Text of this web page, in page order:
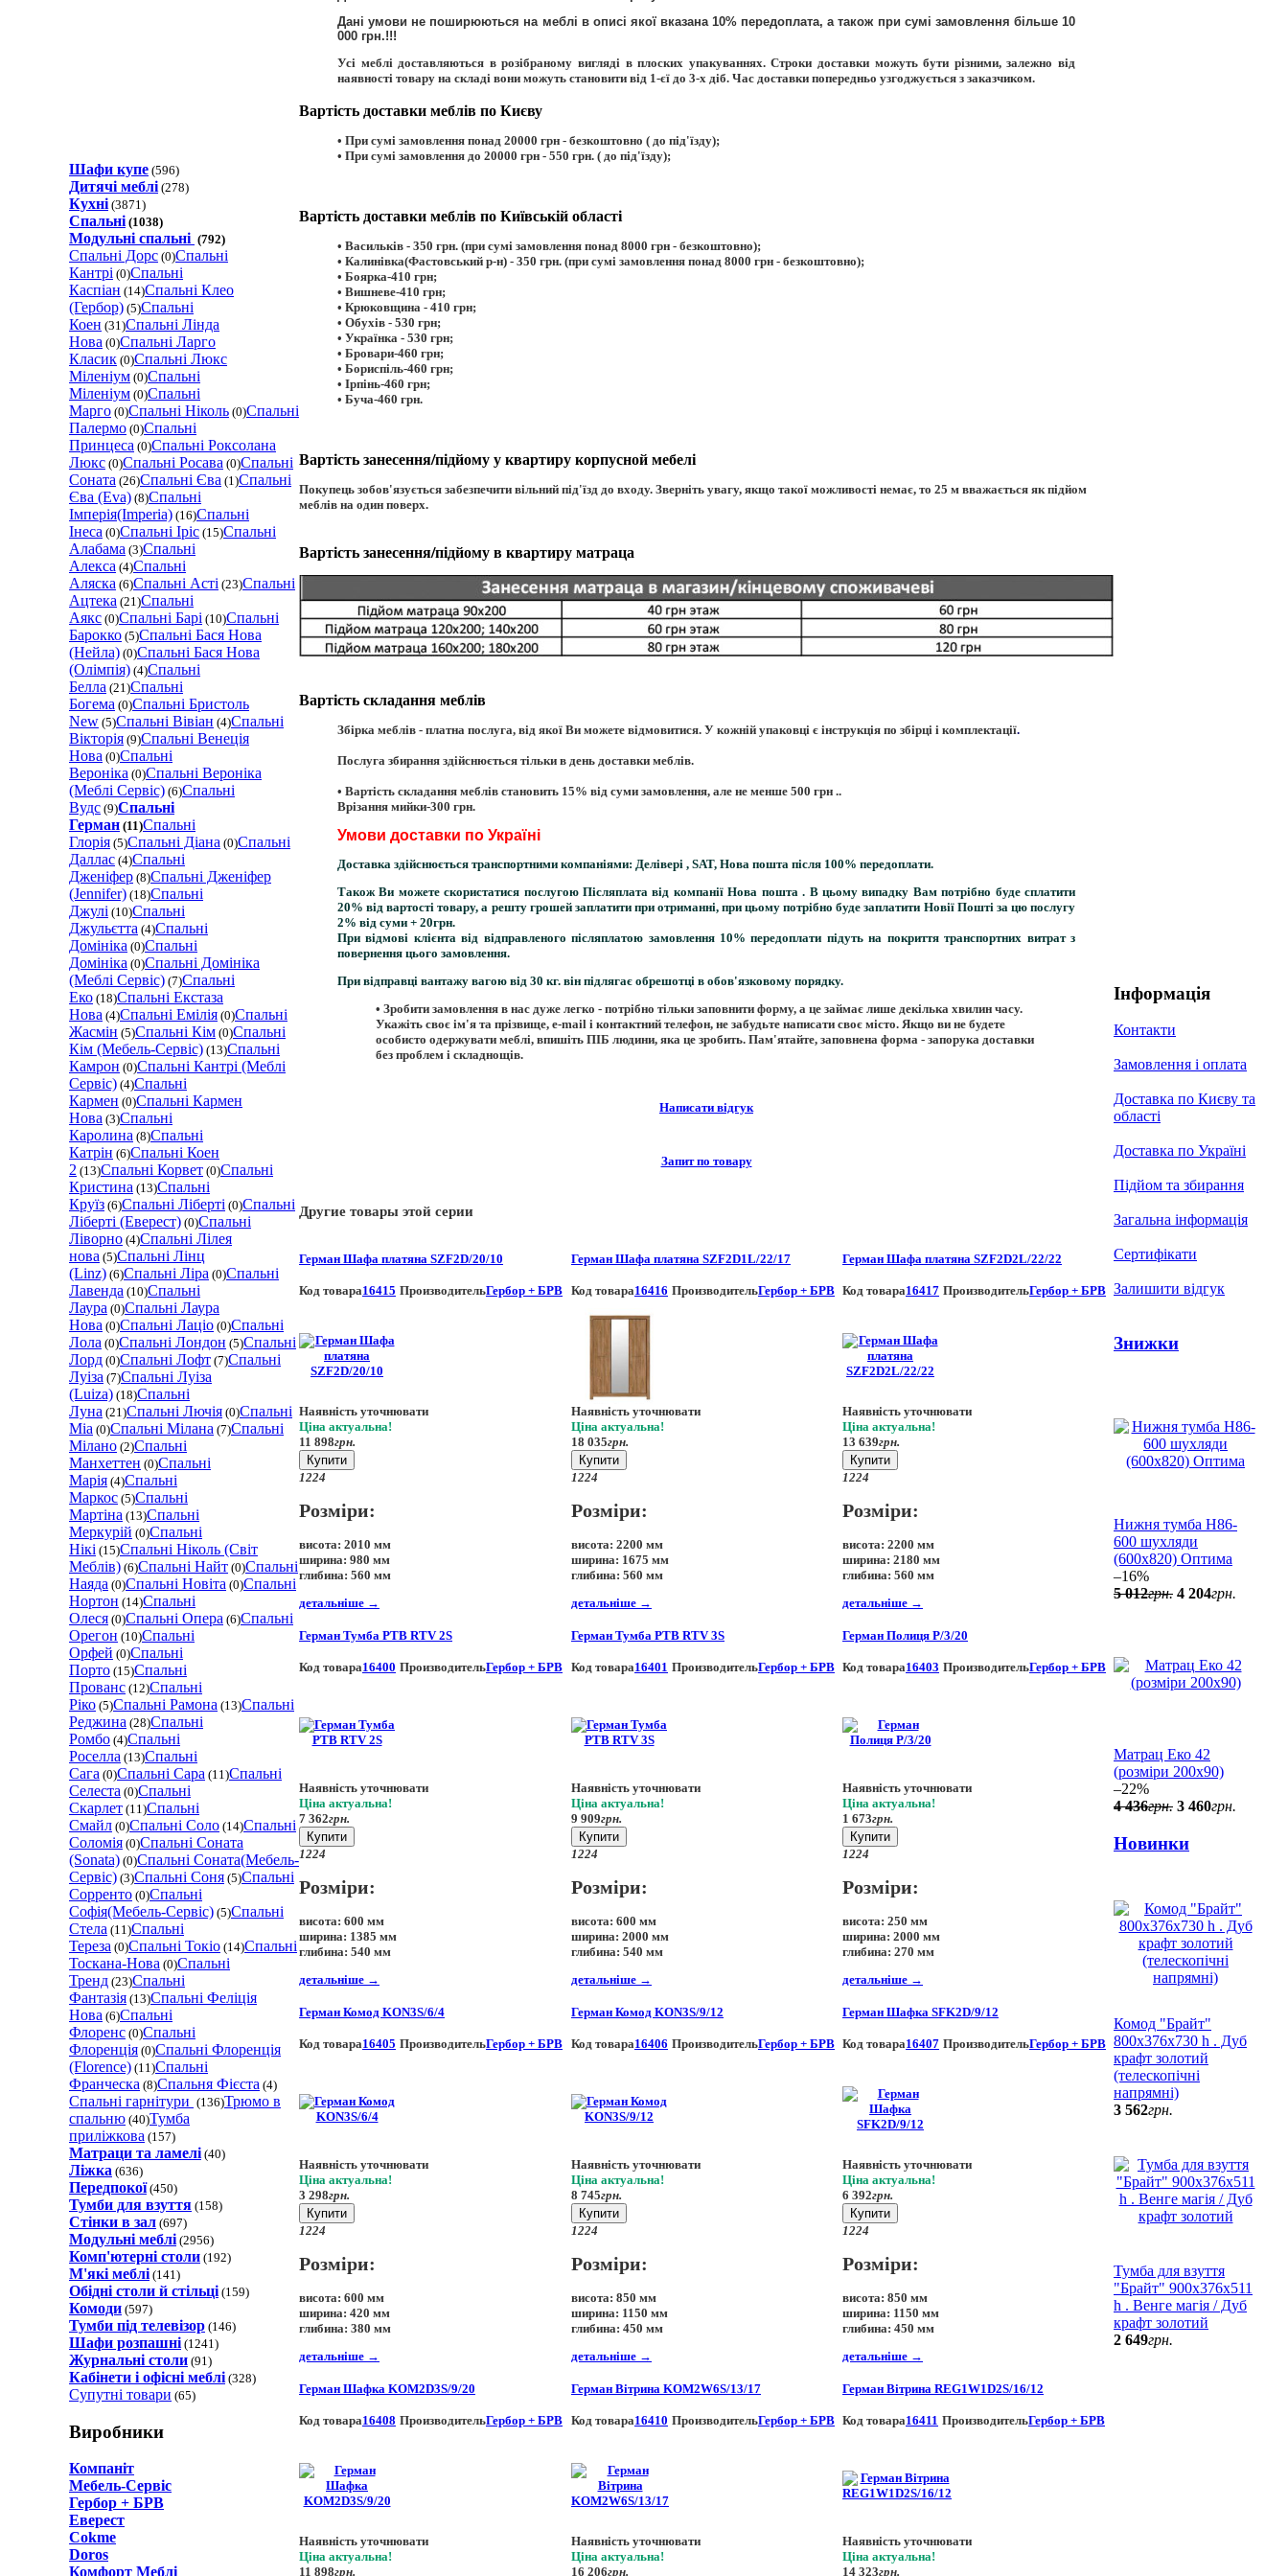
Шафи купе (596)
Дитячі меблі(278)
Кухні(3871)
Спальні(1038)
Модульні спальні (792)
Спальнi Дорс (0)Спальнi
Кантрі (0)Спальнi
Каспіан (14)Спальнi Клео
(Гербор) (5)Спальнi
Коен (31)Спальнi Лiнда
Нова (0)Спальнi Ларго
Класик (0)Спальнi Люкс
Міленіум (0)Спальнi
Міленіум (0)Спальнi
Марго (0)Спальнi Ніколь (0)Спальнi
Палермо (0)Спальнi
Принцеса (0)Спальнi Роксолана
Люкс (0)Спальнi Росава (0)Спальнi
Соната (26)Спальні Єва (1)Спальні
Єва (Eva) (8)Спальні
Імперія(Imperia) (16)Спальні
Інеса (0)Спальні Іріс (15)Спальні
Алабама (3)Спальні
Алекса (4)Спальні
Аляска (6)Спальні Асті (23)Спальні
Ацтека (21)Спальні
Аякс (0)Спальні Барі (10)Спальні
Барокко (5)Спальні Бася Нова
(Нейла) (0)Спальні Бася Нова
(Олімпія) (4)Спальні
Белла (21)Спальні
Богема (0)Спальні Бристоль
New (5)Спальні Вівіан (4)Спальні
Вікторія (9)Спальні Венеція
Нова (0)Спальні
Вероніка (0)Спальні Вероніка
(Меблі Сервіс) (6)Спальні
Вудс (9)Спальні
Герман (11)Спальні
Глорія (5)Спальні Діана (0)Спальні
Даллас (4)Спальні
Дженіфер (8)Спальні Дженіфер
(Jennifer) (18)Спальні
Джулі (10)Спальні
Джульєтта (4)Спальні
Домініка (0)Спальні
Домініка (0)Спальні Домініка
(Меблі Сервіс) (7)Спальні
Еко (18)Спальні Екстаза
Нова (4)Спальні Емілія (0)Спальні
Жасмін (5)Спальні Кім (0)Спальні
Кім (Мебель-Сервіс) (13)Спальні
Камрон (0)Спальні Кантрі (Меблі
Сервіс) (4)Спальні
Кармен (0)Спальні Кармен
Нова (3)Спальні
Каролина (8)Спальні
Катрін (6)Спальні Коен
2 (13)Спальні Корвет (0)Спальні
Кристина (13)Спальні
Круїз (6)Спальні Ліберті (0)Спальні
Ліберті (Еверест) (0)Спальні
Ліворно (4)Спальні Лілея
нова (5)Спальні Лінц
(Linz) (6)Спальні Ліра (0)Спальні
Лавенда (10)Спальні
Лаура (0)Спальні Лаура
Нова (0)Спальні Лаціо (0)Спальні
Лола (0)Спальні Лондон (5)Спальні
Лорд (0)Спальні Лофт (7)Спальні
Луіза (7)Спальні Луіза
(Luiza) (18)Спальні
Луна (21)Спальні Лючія (0)Спальні
Міа (0)Спальні Мілана (7)Спальні
Мілано (2)Спальні
Манхеттен (0)Спальні
Марія (4)Спальні
Маркос (5)Спальні
Мартіна (13)Спальні
Меркурій (0)Спальні
Нікі (15)Спальні Ніколь (Світ
Меблів) (6)Спальні Найт (0)Спальні
Наяда (0)Спальні Новіта (0)Спальні
Нортон (14)Спальні
Олеся (0)Спальні Опера (6)Спальні
Орегон (10)Спальні
Орфей (0)Спальні
Порто (15)Спальні
Прованс (12)Спальні
Ріко (5)Спальні Рамона (13)Спальні
Реджина (28)Спальні
Ромбо (4)Спальні
Роселла (13)Спальні
Сага (0)Спальні Сара (11)Спальні
Селеста (0)Спальні
Скарлет (11)Спальні
Смайл (0)Спальні Соло (14)Спальні
Соломія (0)Спальні Соната
(Sonata) (0)Спальні Соната(Мебель-
Сервіс) (3)Спальні Соня (5)Спальні
Сорренто (0)Спальні
Софія(Мебель-Сервіс) (5)Спальні
Стела (11)Спальні
Тереза (0)Спальні Токіо (14)Спальні
Тоскана-Нова (0)Спальні
Тренд (23)Спальні
Фантазія (13)Спальні Феліція
Нова (6)Спальні
Флоренс (0)Спальні
Флоренція (0)Спальні Флоренція
(Florence) (11)Спальні
Франческа (8)Спальня Фієста (4)
Спальні гарнітури (136)Трюмо в
спальню (40)Тумба
приліжкова (157)
Матраци та ламелi(40)
Ліжка (636)
Передпокої(450)
Тумби для взуття (158)
Стінки в зал (697)
Модульні меблі(2956)
Комп'ютерні столи (192)
М'які меблі(141)
Обідні столи й стільці(159)
Комоди (597)
Тумби під телевізор (146)
Шафи розпашні(1241)
Журнальні столи (91)
Кабінети і офісні меблі(328)
Супутні товари (65)
Виробники
Компаніт
Мебель-Сервіс
Гербор + БРВ
Еверест
Cokme
Doros
Комфорт Меблi
Дані умови не поширюються на меблі в описі якої вказана 10% передоплата, а також при сумі замовлення більше 10
000 грн.!!!
Усі меблі доставляються в розібраному вигляді в плоских упакуваннях. Строки доставки можуть бути різними, залежно від
наявності товару на складі вони можуть становити від 1-єї до 3-х діб. Час доставки попередньо узгоджується з заказчиком.
Вартість доставки меблів по Києву
• При сумі замовлення понад 20000 грн - безкоштовно ( до під'їзду);
• При сумі замовлення до 20000 грн - 550 грн. ( до під'їзду);
Вартість доставки меблів по Київській області
• Васильків - 350 грн. (при сумі замовлення понад 8000 грн - безкоштовно);
• Калинівка(Фастовський р-н) - 350 грн. (при сумі замовлення понад 8000 грн - безкоштовно);
• Боярка-410 грн;
• Вишневе-410 грн;
• Крюковщина - 410 грн;
• Обухів - 530 грн;
• Українка - 530 грн;
• Бровари-460 грн;
• Бориспіль-460 грн;
• Ірпінь-460 грн;
• Буча-460 грн.
Вартість занесення/підйому у квартиру корпусной мебелі
Покупець зобов'язується забезпечити вільний під'їзд до входу. Зверніть увагу, якщо такої можливості немає, то 25 м вважається як підйом
меблів на один поверх.
Вартість занесення/підйому в квартиру матраца
Вартість складання меблів
Збірка меблів - платна послуга, від якої Ви можете відмовитися. У кожній упаковці є інструкція по збірці і комплектації.
Послуга збирання здійснюється тільки в день доставки меблів.
• Вартість складання меблів становить 15% від суми замовлення, але не менше 500 грн ..
Врізання мийки-300 грн.
Умови доставки по Україні
Доставка здійснюється транспортними компаніями: Делівері , SAT, Нова пошта після 100% передоплати.
Також Ви можете скористатися послугоюПісляплатавід компаніїНова пошта. В цьому випадку Вам потрібно буде сплатити
20% від вартості товару, а решту грошей заплатити при отриманні, при цьому потрібно буде заплатити Новії Пошті за цю послугу
2% від суми + 20грн.
При відмові клієнта від відправленого післяплатою замовлення 10% передоплати підуть на покриття транспортних витрат з
повернення цього замовлення.
При відправці вантажу вагою від 30 кг. він підлягає обрешотці в обов'язковому порядку.
• Зробити замовлення в нас дуже легко - потрібно тільки заповнити форму, а це займає лише декілька хвилин часу.
Укажіть своє ім'я та прізвище, e-mail і контактний телефон, не забудьте написати своє місто. Якщо ви не будете
особисто одержувати меблі, впишіть ПІБ людини, яка це зробить. Пам'ятайте, заповнена форма - запорука доставки
без проблем і складнощів.
Написати відгук
Запит по товару
Другие товары этой серии
Герман Шафа платяна SZF2D/20/10
Код товара16415 ПроизводительГербор + БРВ
Наявність уточнювати
Ціна актуальна!
11 898грн.
Купити
1224
Розміри:
висота: 2010 мм
ширина: 980 мм
глибина: 560 мм
детальніше →
Герман Шафа платяна SZF2D1L/22/17
Код товара16416 ПроизводительГербор + БРВ
Наявність уточнювати
Ціна актуальна!
18 035грн.
Купити
1224
Розміри:
висота: 2200 мм
ширина: 1675 мм
глибина: 560 мм
детальніше →
Герман Шафа платяна SZF2D2L/22/22
Код товара16417 ПроизводительГербор + БРВ
Наявність уточнювати
Ціна актуальна!
13 639грн.
Купити
1224
Розміри:
висота: 2200 мм
ширина: 2180 мм
глибина: 560 мм
детальніше →
Герман Тумба РТВ RTV 2S
Код товара16400 ПроизводительГербор + БРВ
Наявність уточнювати
Ціна актуальна!
7 362грн.
Купити
1224
Розміри:
висота: 600 мм
ширина: 1385 мм
глибина: 540 мм
детальніше →
Герман Тумба РТВ RTV 3S
Код товара16401 ПроизводительГербор + БРВ
Наявність уточнювати
Ціна актуальна!
9 909грн.
Купити
1224
Розміри:
висота: 600 мм
ширина: 2000 мм
глибина: 540 мм
детальніше →
Герман Полиця P/3/20
Код товара16403 ПроизводительГербор + БРВ
Наявність уточнювати
Ціна актуальна!
1 673грн.
Купити
1224
Розміри:
висота: 250 мм
ширина: 2000 мм
глибина: 270 мм
детальніше →
Герман Комод KON3S/6/4
Код товара16405 ПроизводительГербор + БРВ
Наявність уточнювати
Ціна актуальна!
3 298грн.
Купити
1224
Розміри:
висота: 600 мм
ширина: 420 мм
глибина: 380 мм
детальніше →
Герман Комод KON3S/9/12
Код товара16406 ПроизводительГербор + БРВ
Наявність уточнювати
Ціна актуальна!
8 745грн.
Купити
1224
Розміри:
висота: 850 мм
ширина: 1150 мм
глибина: 450 мм
детальніше →
Герман Шафка SFK2D/9/12
Код товара16407 ПроизводительГербор + БРВ
Наявність уточнювати
Ціна актуальна!
6 392грн.
Купити
1224
Розміри:
висота: 850 мм
ширина: 1150 мм
глибина: 450 мм
детальніше →
Герман Шафка KOM2D3S/9/20
Код товара16408 ПроизводительГербор + БРВ
Наявність уточнювати
Ціна актуальна!
11 898грн.
Герман Вітрина KOM2W6S/13/17
Код товара16410 ПроизводительГербор + БРВ
Наявність уточнювати
Ціна актуальна!
16 206грн.
Герман Вітрина REG1W1D2S/16/12
Код товара16411 ПроизводительГербор + БРВ
Наявність уточнювати
Ціна актуальна!
14 323грн.
Інформація
Контакти
Замовлення і оплата
Доставка по Києву та
області
Доставка по Україні
Підйом та збирання
Загальна інформація
Сертифікати
Залишити відгук
Знижки
Нижня тумба Н86-
600 шухляди
(600x820) Оптима
–16%
5 012грн. 4 204грн.
Матрац Еко 42
(розміри 200х90)
–22%
4 436грн. 3 460грн.
Новинки
Комод "Брайт"
800х376х730 h . Дуб
крафт золотий
(телескопічні
напрямні)
3 562грн.
Тумба для взуття
"Брайт" 900х376х511
h . Венге магія / Дуб
крафт золотий
2 649грн.